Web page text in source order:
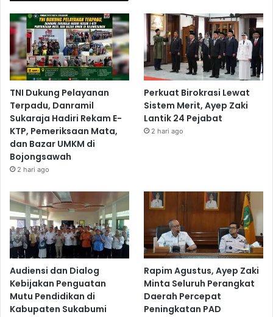
TNI Dukung Pelayanan
Terpadu, Danramil
Sukaraja Hadiri Rekam E-
KTP, Pemeriksaan Mata,
dan Bazar UMKM di
Bojongsawah
2 hari ago
Perkuat Birokrasi Lewat
Sistem Merit, Ayep Zaki
Lantik 24 Pejabat
2 hari ago
Audiensi dan Dialog
Kebijakan Penguatan
Mutu Pendidikan di
Kabupaten Sukabumi
Rapim Agustus, Ayep Zaki
Minta Seluruh Perangkat
Daerah Percepat
Peningkatan PAD